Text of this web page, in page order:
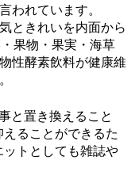
われています。
ときれいを内面から
果物・果実・海草
性酵素飲料が健康維
と置き換えること
ることができるた
トとしても雑誌や